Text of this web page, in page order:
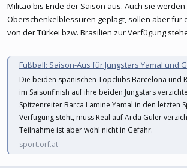
Militao bis Ende der Saison aus. Auch sie werden
Oberschenkelblessuren geplagt, sollen aber für
von der Türkei bzw. Brasilien zur Verfügung
Fußball: Saison-Aus für Jungstars Yamal und
Die beiden spanischen Topclubs Barcelona und
im Saisonfinish auf ihre beiden Jungstars
Spitzenreiter Barca Lamine Yamal in den letzten
Verfügung steht, muss Real auf Arda Güler
Teilnahme ist aber wohl nicht in Gefahr.
sport.orf.at